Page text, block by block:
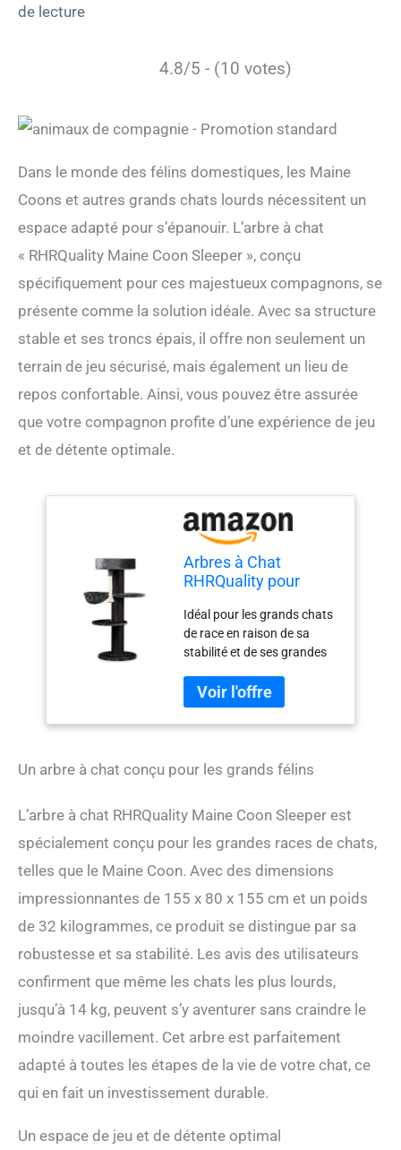
de lecture
4.8/5 - (10 votes)
Dans le monde des félins domestiques, les Maine
Coons et autres grands chats lourds nécessitent un
espace adapté pour s’épanouir. L’arbre à chat
« RHRQuality Maine Coon Sleeper », conçu
spécifiquement pour ces majestueux compagnons, se
présente comme la solution idéale. Avec sa structure
stable et ses troncs épais, il offre non seulement un
terrain de jeu sécurisé, mais également un lieu de
repos confortable. Ainsi, vous pouvez être assurée
que votre compagnon profite d’une expérience de jeu
et de détente optimale.
Arbres à Chat
RHRQuality pour
Coon Sleeper Plus -
150 cm de Haut -
avec poteaux en sisal
Extra épais de 20 cm
- Blackline Gris foncé
Idéal pour les grands chats
de race en raison de sa
stabilité et de ses grandes
Haute qualité de
RHRQuality Le sisal collé
l'empêche de rouler et le
des tiges en sisal de 20 cm
grandes couchettes
permettent même aux plus
confortablement sur les
plates-formes et les lits.
Un arbre à chat conçu pour les grands félins
L’arbre à chat RHRQuality Maine Coon Sleeper est
spécialement conçu pour les grandes races de chats,
telles que le Maine Coon. Avec des dimensions
impressionnantes de 155 x 80 x 155 cm et un poids
de 32 kilogrammes, ce produit se distingue par sa
robustesse et sa stabilité. Les avis des utilisateurs
confirment que même les chats les plus lourds,
jusqu’à 14 kg, peuvent s’y aventurer sans craindre le
moindre vacillement. Cet arbre est parfaitement
adapté à toutes les étapes de la vie de votre chat, ce
qui en fait un investissement durable.
Un espace de jeu et de détente optimal